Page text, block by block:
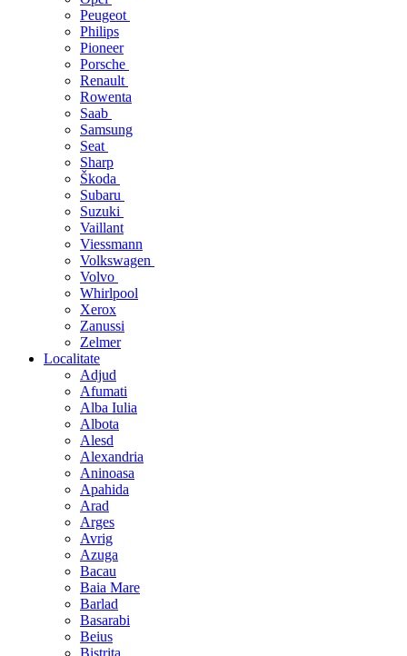
Peugeot
Philips
Pioneer
Porsche
Renault
Rowenta
Saab
Samsung
Seat
Sharp
Škoda
Subaru
Suzuki
Vaillant
Viessmann
Volkswagen
Volvo
Whirlpool
Xerox
Zanussi
Zelmer
Localitate
Adjud
Afumati
Alba Iulia
Albota
Alesd
Alexandria
Aninoasa
Apahida
Arad
Arges
Avrig
Azuga
Bacau
Baia Mare
Barlad
Basarabi
Beius